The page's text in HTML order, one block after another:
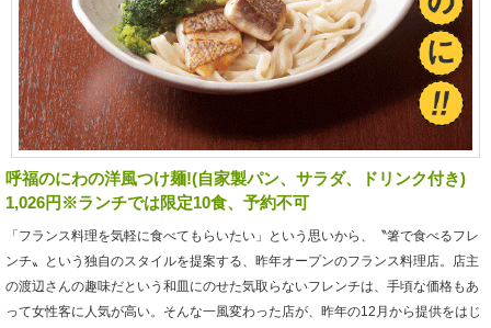
呼福のにわの洋風つけ麺!(自家製パン、サラダ、ドリンク付き)
1,026円※ランチでは限定10食、予約不可
「フランス料理を気軽に食べてもらいたい」という思いから、〝箸で食べるフレ
ンチ〟という独自のスタイルを提案する、昨年オープンのフランス料理店。店主
の渡辺さんの趣味だという和皿にのせた気取らないフレンチは、手頃な価格もあ
って女性客に人気が高い。そんな一風変わった店が、昨年の12月から提供をはじ